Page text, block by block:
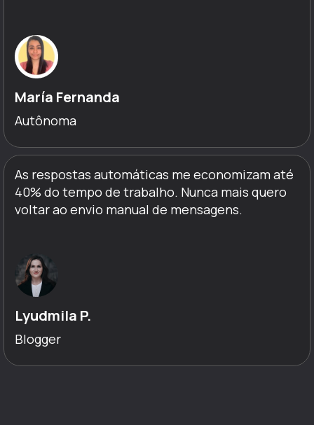
María Fernanda
Autônoma
As respostas automáticas me economizam até
40% do tempo de trabalho. Nunca mais quero
voltar ao envio manual de mensagens.
Lyudmila P.
Blogger